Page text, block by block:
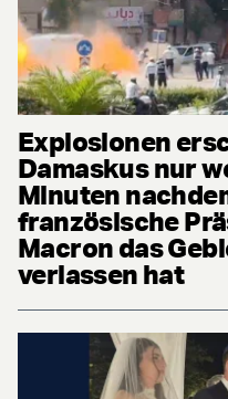
Explosionen
Damaskus nur
Minuten
französische
Macron das
verlassen hat